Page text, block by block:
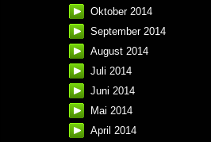
Oktober 2014
September 2014
August 2014
Juli 2014
Juni 2014
Mai 2014
April 2014